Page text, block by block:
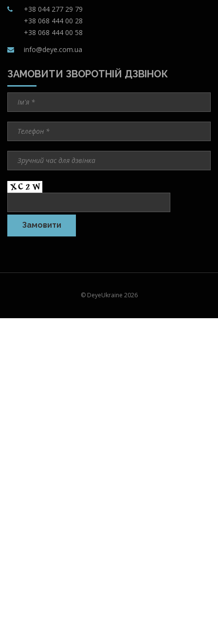
+38 044 277 29 79
+38 068 444 00 28
+38 068 444 00 58
info@deye.com.ua
ЗАМОВИТИ ЗВОРОТНІЙ ДЗВІНОК
© DeyeUkraine 2026